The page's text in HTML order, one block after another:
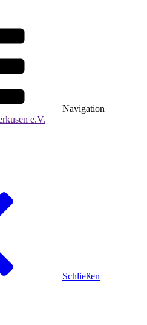
Navigation
Schließen